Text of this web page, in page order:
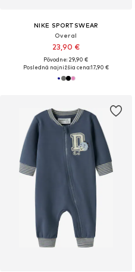
NIKE SPORTSWEAR
Overal
23,90 €
Pôvodne: 29,90 €
Posledná najnižšia cena:17,90 €